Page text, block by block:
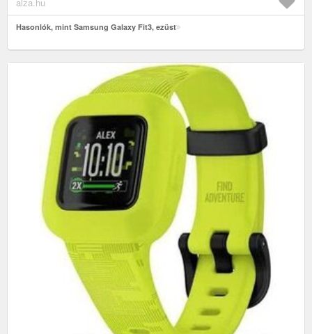
Hasonlók, mint Samsung Galaxy Fit3, ezüst